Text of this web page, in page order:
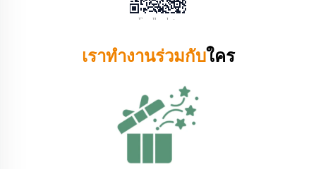
เราทำงานร่วมกับใคร